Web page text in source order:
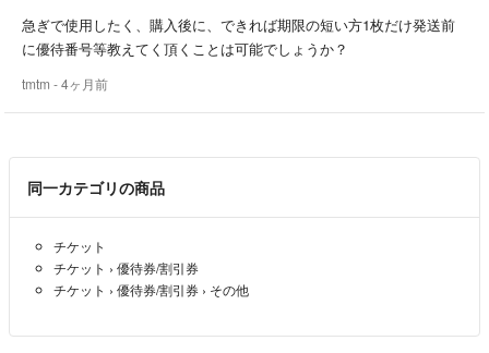
いします。
急ぎで使用したく、購入後に、できれば期限の短い方1枚だけ発送前
に優待番号等教えてく頂くことは可能でしょうか？
tmtm - 4ヶ月前
同一カテゴリの商品
チケット
チケット › 優待券/割引券
チケット › 優待券/割引券 › その他